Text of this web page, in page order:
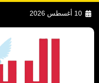
10 أغسطس 2026